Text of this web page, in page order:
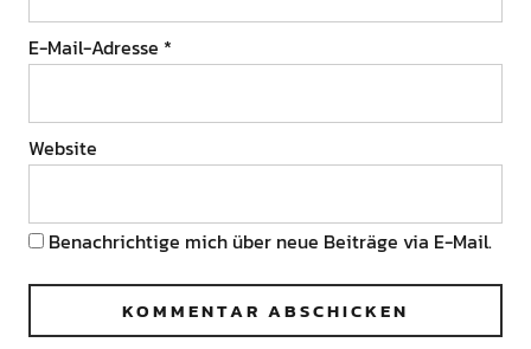
E-Mail-Adresse *
Website
Benachrichtige mich über neue Beiträge via E-Mail.